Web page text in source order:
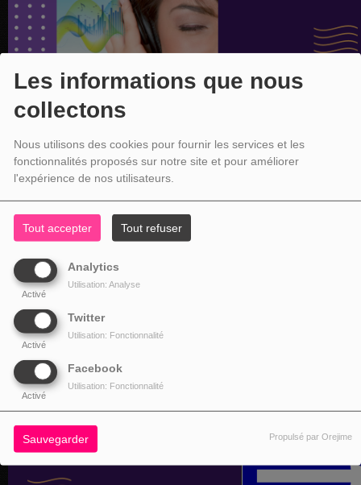
Les informations que nous
collectons
Nous utilisons des cookies pour fournir les services et les
fonctionnalités proposés sur notre site et pour améliorer
l'expérience de nos utilisateurs.
Tout accepter Tout refuser
Analytics
Activé
Utilisation: Analyse
Twitter
Activé
Utilisation: Fonctionnalité
Facebook
Activé
Utilisation: Fonctionnalité
Sauvegarder Propulsé par Orejime